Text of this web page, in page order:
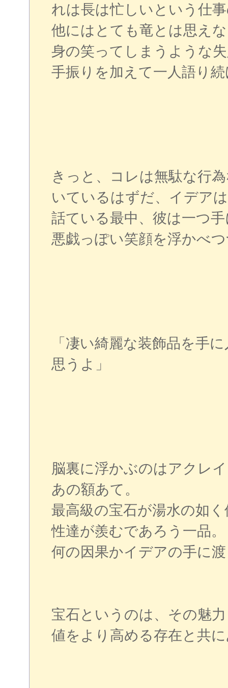
れは長は忙しいという仕
他にはとても竜とは思え
身の笑ってしまうような
手振りを加えて一人語り
きっと、コレは無駄な行
いているはずだ、イデア
話ている最中、彼は一つ
悪戯っぽい笑顔を浮かべ
「凄い綺麗な装飾品を手
思うよ」
脳裏に浮かぶのはアクレ
あの額あて。
最高級の宝石が湯水の如
性達が羨むであろう一品。
何の因果かイデアの手に
宝石というのは、その魅
値をより高める存在と共